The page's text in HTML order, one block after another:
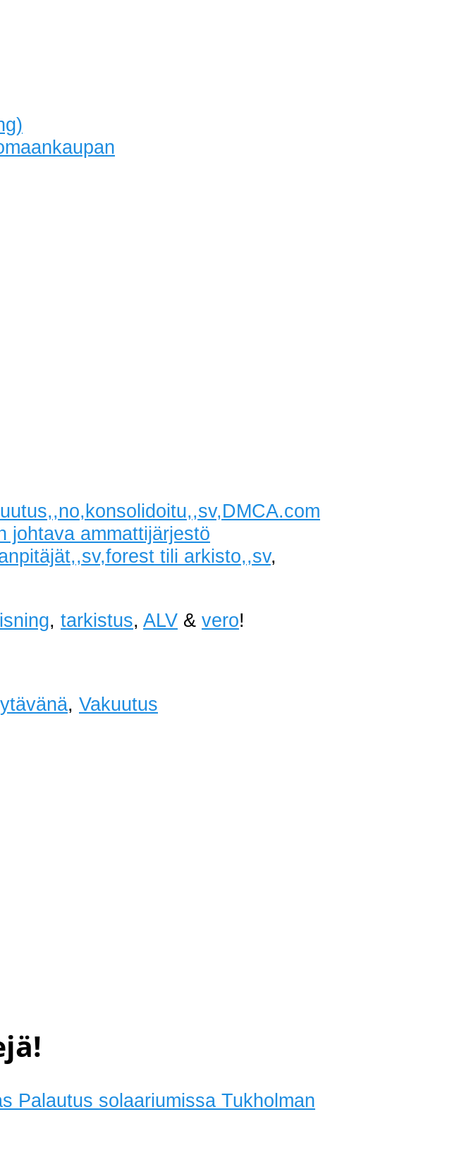
johtava ammattijärjestö
tili arkisto,,sv,
, tarkistus, ALV & vero!
, Vakuutus
Palautus solaariumissa Tukholman